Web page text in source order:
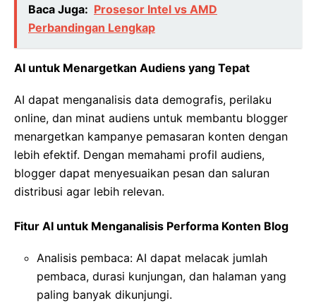
Baca Juga: Prosesor Intel vs AMD
Perbandingan Lengkap
AI untuk Menargetkan Audiens yang Tepat
AI dapat menganalisis data demografis, perilaku
online, dan minat audiens untuk membantu blogger
menargetkan kampanye pemasaran konten dengan
lebih efektif. Dengan memahami profil audiens,
blogger dapat menyesuaikan pesan dan saluran
distribusi agar lebih relevan.
Fitur AI untuk Menganalisis Performa Konten Blog
Analisis pembaca: AI dapat melacak jumlah
pembaca, durasi kunjungan, dan halaman yang
paling banyak dikunjungi.